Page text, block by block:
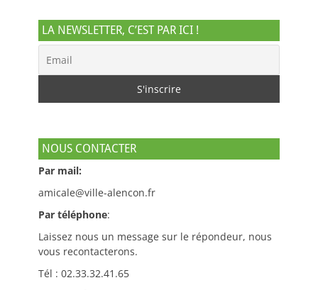
LA NEWSLETTER, C’EST PAR ICI !
NOUS CONTACTER
Par mail:
amicale@ville-alencon.fr
Par téléphone:
Laissez nous un message sur le répondeur, nous
vous recontacterons.
Tél : 02.33.32.41.65